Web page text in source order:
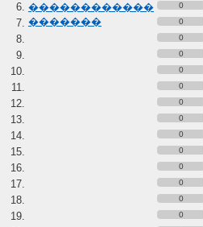
������������
�������
0
0
0
0
0
0
0
0
0
0
0
0
0
0